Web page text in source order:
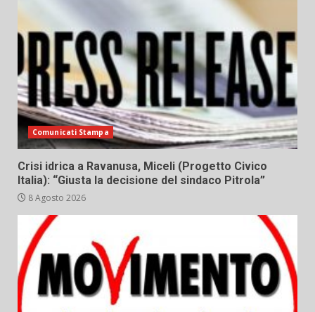
Comunicati Stampa
Crisi idrica a Ravanusa, Miceli (Progetto Civico
Italia): “Giusta la decisione del sindaco Pitrola”
8 Agosto 2026